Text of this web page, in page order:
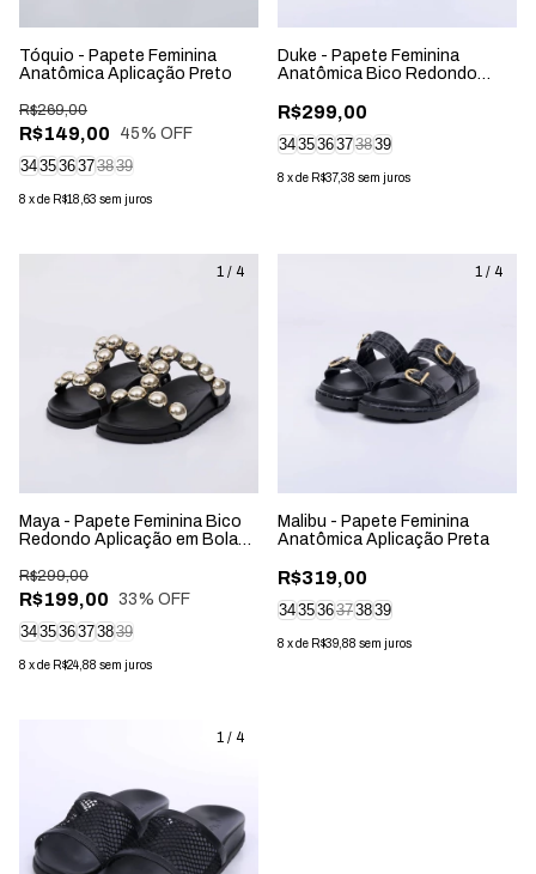
Tóquio - Papete Feminina
Anatômica Aplicação Preto
R$149,00
R$269,00
45% OFF
343536373839
8 xde R$18,63 sem juros
Duke - Papete Feminina
Anatômica Bico Redondo
R$299,00
343536373839
8 xde R$37,38 sem juros
1 / 4
Maya - Papete Feminina Bico
Redondo Aplicação em Bolas
R$199,00
R$299,00
33% OFF
343536373839
8 xde R$24,88 sem juros
1 / 4
Malibu - Papete Feminina
Anatômica Aplicação Preta
R$319,00
343536373839
8 xde R$39,88 sem juros
1 / 4